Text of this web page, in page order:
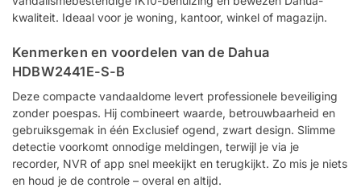
kwaliteit. Ideaal voor je woning, kantoor, winkel of magazijn.
Kenmerken en voordelen van de Dahua
HDBW2441E-S-B
Deze compacte vandaaldome levert professionele beveiliging
zonder poespas. Hij combineert waarde, betrouwbaarheid en
gebruiksgemak in één Exclusief ogend, zwart design. Slimme
detectie voorkomt onnodige meldingen, terwijl je via je
recorder, NVR of app snel meekijkt en terugkijkt. Zo mis je niets
en houd je de controle – overal en altijd.